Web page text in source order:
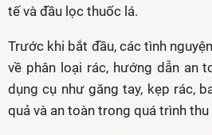
tế và đầu lọc thuốc lá.
Trước khi bắt đầu, các tình
về phân loại rác, hướng dẫn an
dụng cụ như găng tay, kẹp rác,
quả và an toàn trong quá trình